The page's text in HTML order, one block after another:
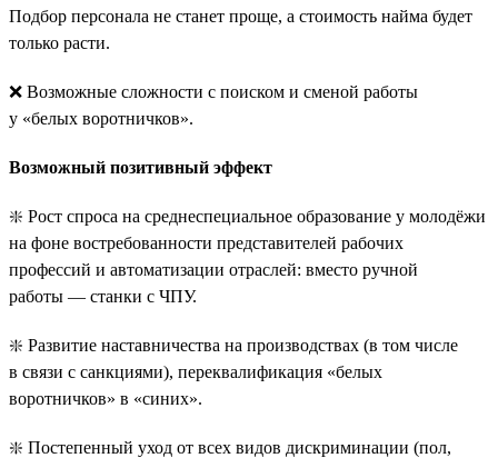
Подбор персонала не станет проще, а стоимость найма будет
только расти.
❌ Возможные сложности с поиском и сменой работы
у «белых воротничков».
Возможный позитивный эффект
❇️ Рост спроса на среднеспециальное образование у молодёжи
на фоне востребованности представителей рабочих
профессий и автоматизации отраслей: вместо ручной
работы — станки с ЧПУ.
❇️ Развитие наставничества на производствах (в том числе
в связи с санкциями), переквалификация «белых
воротничков» в «синих».
❇️ Постепенный уход от всех видов дискриминации (пол,